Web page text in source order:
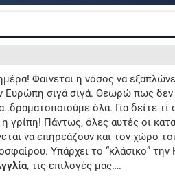
ΔΥΑΔΑ ΚΑΛΩΝ
Φαίνεται η νόσος να
Ευρώπη σιγά σιγά. Θεωρώ πως δεν
όλα. Για δείτε τί
η γρίπη! Πάντως, όλες αυτές οι
να επηρεάζουν και τον χώρο
Υπάρχει το “κλάσικο” την
, τις επιλογές μας….